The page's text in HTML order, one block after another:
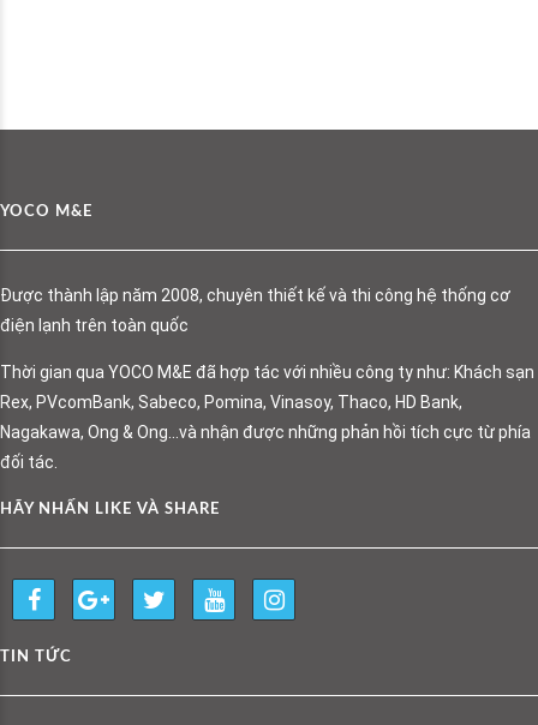
YOCO M&E
Được thành lập năm 2008, chuyên thiết kế và thi công hệ thống cơ
điện lạnh trên toàn quốc
Thời gian qua YOCO M&E đã hợp tác với nhiều công ty như: Khách sạn
Rex, PVcomBank, Sabeco, Pomina, Vinasoy, Thaco, HD Bank,
Nagakawa, Ong & Ong…và nhận được những phản hồi tích cực từ phía
đối tác.
HÃY NHẤN LIKE VÀ SHARE
TIN TỨC